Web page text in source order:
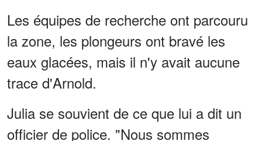
Les équipes de recherche ont parcouru
la zone, les plongeurs ont bravé les
eaux glacées, mais il n'y avait aucune
trace d'Arnold.
Julia se souvient de ce que lui a dit un
officier de police. "Nous sommes